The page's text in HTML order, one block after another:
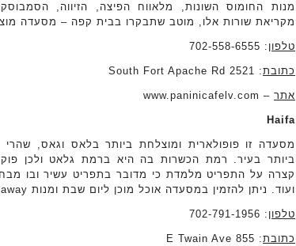
מנות החומוס השונות, מלאווח הפיצה, הזיווה,
מקריאת שורות אלו, מוטב שתבקרו בבית קפה – מסעדה
טלפון : 702-558-6555
כתובת: 2521 South Fort Apache Rd
אתר – www.paninicafelv.com
Haifa
מסעדה זו פופולארית ומוצלחת ביותר בלאס וגאס,
ביותר בעיר. רמת הכשרות בה היא ברמת גלאט ולכן
קצרה על התפריט מלמדת כי מדובר בתפריט עשיר ובו
ועוד. ניתן להזמין במסעדה אוכל מוכן ליום שבת ומנות take-away. המסעדה גם מבצעת משלוחים.
טלפון : 702-791-1956
כתובת: 855 E Twain Ave